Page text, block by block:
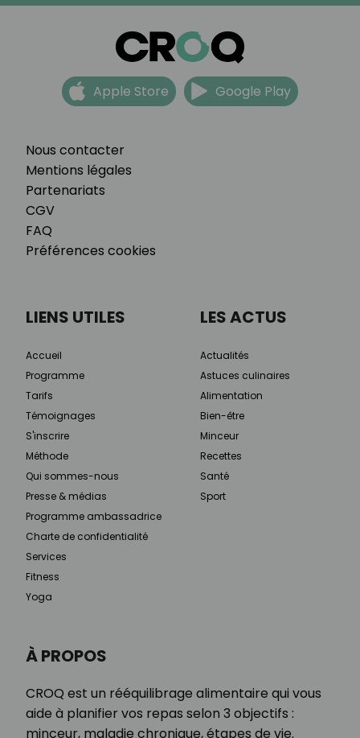
Nous contacter
Mentions légales
Partenariats
CGV
FAQ
Préférences cookies
Apple Store Google Play
À PROPOS
CROQ est un rééquilibrage alimentaire qui vous
aide à planifier vos repas selon 3 objectifs :
minceur, maladie chronique, étapes de vie.
LIENS UTILES
Accueil
Programme
Tarifs
Témoignages
S'inscrire
Méthode
Qui sommes-nous
Presse & médias
Programme ambassadrice
Charte de confidentialité
Services
Fitness
Yoga
LES ACTUS
Actualités
Astuces culinaires
Alimentation
Bien-être
Minceur
Recettes
Santé
Sport